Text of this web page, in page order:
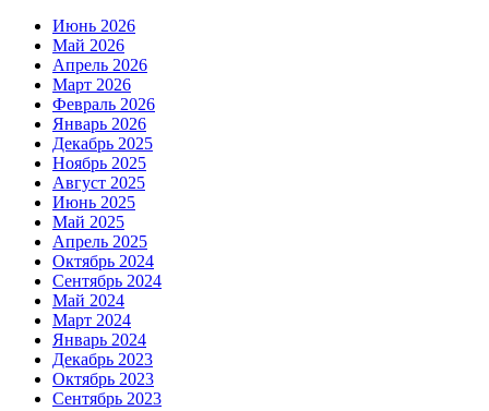
Июнь 2026
Май 2026
Апрель 2026
Март 2026
Февраль 2026
Январь 2026
Декабрь 2025
Ноябрь 2025
Август 2025
Июнь 2025
Май 2025
Апрель 2025
Октябрь 2024
Сентябрь 2024
Май 2024
Март 2024
Январь 2024
Декабрь 2023
Октябрь 2023
Сентябрь 2023